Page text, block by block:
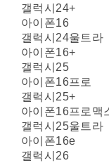
갤럭시24+
아이폰16
갤럭시24울트라
아이폰16+
갤럭시25
아이폰16프로
갤럭시25+
아이폰16프로맥
갤럭시25울트라
아이폰16e
갤럭시26